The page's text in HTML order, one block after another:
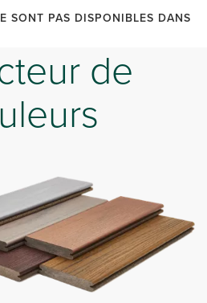
SONT PAS DISPONIBLES DANS
de